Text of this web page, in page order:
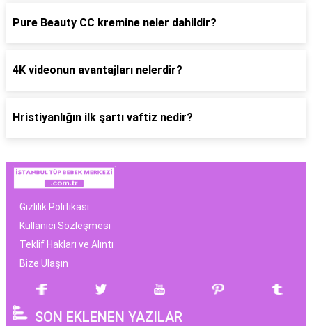
Pure Beauty CC kremine neler dahildir?
4K videonun avantajları nelerdir?
Hristiyanlığın ilk şartı vaftiz nedir?
Gizlilik Politikası
Kullanıcı Sözleşmesi
Teklif Hakları ve Alıntı
Bize Ulaşın
SON EKLENEN YAZILAR